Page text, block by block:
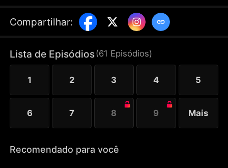
milhões de reais, exige muito mais à Bela do que
ela jamais imaginou... Enquanto a casca dura do rei
Bela, ela também descobriu a parte verdadeira de
si prória. Mas será que isso é amor, ou apenas
síndrome de Estocolmo?
Compartilhar:
Lista de Episódios(61 Episódios)
1 2 3 4 5
6 7 8 9 Mais
Recomendado para você